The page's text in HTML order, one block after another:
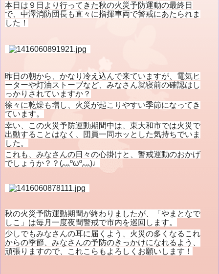
本日は９日より行ってきた秋の火災予防運動の最終日
で、中澤消防団長も直々に指揮車両で警戒にあたられま
した！
昨日の朝から、かなり冷え込んで来ていますが、電気ヒ
ーターや灯油ストーブなど、みなさん就寝前の確認はし
っかりされていますか？
徐々に乾燥も増し、火災が起こりやすい季節になってき
ています。
幸い、この火災予防運動期間中は、東大和市では火災で
出動することはなく、団員一同ホッとした気持ちでいま
した。
これも、みなさんの日々の心掛けと、警戒運動のおかげ
でしょうか？？(灬ºωº灬)♩
秋の火災予防運動期間が終わりましたが、「やまとなで
しこ」は毎月一度夜間警戒で市内を巡回します。
少しでもみなさんの耳に届くよう、火災の多くなるこれ
からの季節、みなさんの予防のきっかけになれるよう、
頑張りますので、これこらもよろしくお願いします！